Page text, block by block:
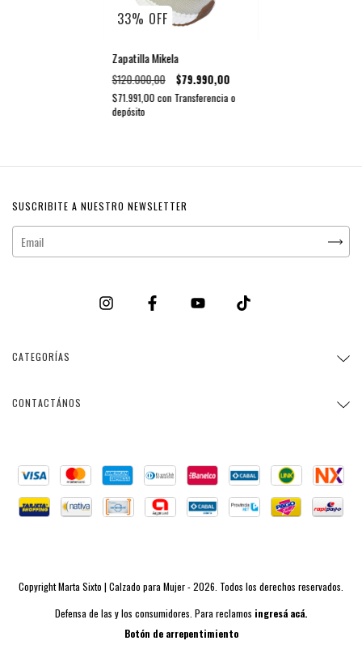
33% OFF
Zapatilla Mikela
$120.000,00 $79.990,00
$71.991,00 con Transferencia o
depósito
SUSCRIBITE A NUESTRO NEWSLETTER
CATEGORÍAS
CONTACTÁNOS
Copyright Marta Sixto | Calzado para Mujer - 2026. Todos los derechos reservados.
Defensa de las y los consumidores. Para reclamos ingresá acá.
Botón de arrepentimiento